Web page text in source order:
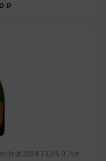
₽
Brut 2024 13,5% 0,75л